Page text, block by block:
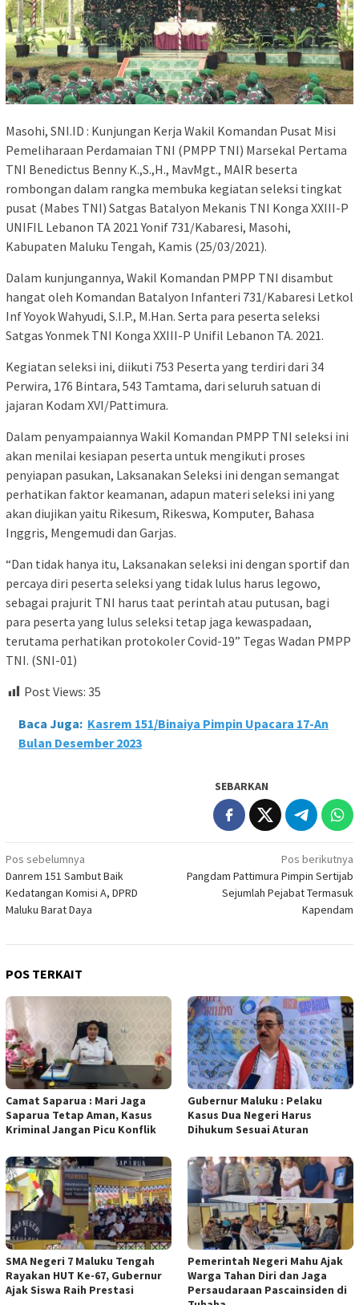
Masohi, SNI.ID : Kunjungan Kerja Wakil Komandan Pusat Misi
Pemeliharaan Perdamaian TNI (PMPP TNI) Marsekal Pertama
TNI Benedictus Benny K.,S.,H., MavMgt., MAIR beserta
rombongan dalam rangka membuka kegiatan seleksi tingkat
pusat (Mabes TNI) Satgas Batalyon Mekanis TNI Konga XXIII-P
UNIFIL Lebanon TA 2021 Yonif 731/Kabaresi, Masohi,
Kabupaten Maluku Tengah, Kamis (25/03/2021).
Dalam kunjungannya, Wakil Komandan PMPP TNI disambut
hangat oleh Komandan Batalyon Infanteri 731/Kabaresi Letkol
Inf Yoyok Wahyudi, S.I.P., M.Han. Serta para peserta seleksi
Satgas Yonmek TNI Konga XXIII-P Unifil Lebanon TA. 2021.
Kegiatan seleksi ini, diikuti 753 Peserta yang terdiri dari 34
Perwira, 176 Bintara, 543 Tamtama, dari seluruh satuan di
jajaran Kodam XVI/Pattimura.
Dalam penyampaiannya Wakil Komandan PMPP TNI seleksi ini
akan menilai kesiapan peserta untuk mengikuti proses
penyiapan pasukan, Laksanakan Seleksi ini dengan semangat
perhatikan faktor keamanan, adapun materi seleksi ini yang
akan diujikan yaitu Rikesum, Rikeswa, Komputer, Bahasa
Inggris, Mengemudi dan Garjas.
“Dan tidak hanya itu, Laksanakan seleksi ini dengan sportif dan
percaya diri peserta seleksi yang tidak lulus harus legowo,
sebagai prajurit TNI harus taat perintah atau putusan, bagi
para peserta yang lulus seleksi tetap jaga kewaspadaan,
terutama perhatikan protokoler Covid-19” Tegas Wadan PMPP
TNI. (SNI-01)
Post Views: 35
Baca Juga: Kasrem 151/Binaiya Pimpin Upacara 17-An
Bulan Desember 2023
SEBARKAN
Navigasi
pos
Pos sebelumnya
Danrem 151 Sambut Baik
Kedatangan Komisi A, DPRD
Maluku Barat Daya
Pos berikutnya
Pangdam Pattimura Pimpin Sertijab
Sejumlah Pejabat Termasuk
Kapendam
POS TERKAIT
Camat Saparua : Mari Jaga
Saparua Tetap Aman, Kasus
Kriminal Jangan Picu Konflik
Gubernur Maluku : Pelaku
Kasus Dua Negeri Harus
Dihukum Sesuai Aturan
SMA Negeri 7 Maluku Tengah
Rayakan HUT Ke-67, Gubernur
Ajak Siswa Raih Prestasi
Pemerintah Negeri Mahu Ajak
Warga Tahan Diri dan Jaga
Persaudaraan Pascainsiden di